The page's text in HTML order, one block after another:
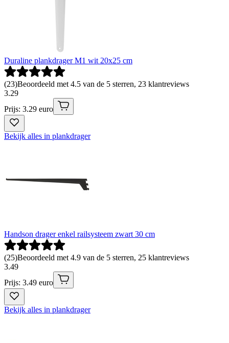
Duraline plankdrager M1 wit 20x25 cm
(23)Beoordeeld met 4.5 van de 5 sterren, 23 klantreviews
3.29
Prijs: 3.29 euro
Bekijk alles in plankdrager
Handson drager enkel railsysteem zwart 30 cm
(25)Beoordeeld met 4.9 van de 5 sterren, 25 klantreviews
3.49
Prijs: 3.49 euro
Bekijk alles in plankdrager